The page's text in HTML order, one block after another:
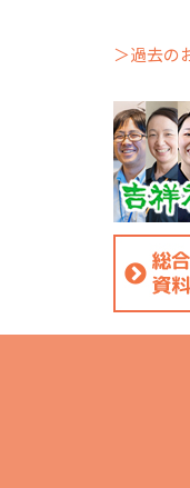
＞過去の